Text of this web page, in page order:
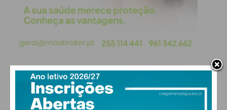
obtenha de forma regular a informação
atualizada.
Eu li e concordo com ostermos e
condições
PAÇOS DE FERREIRA